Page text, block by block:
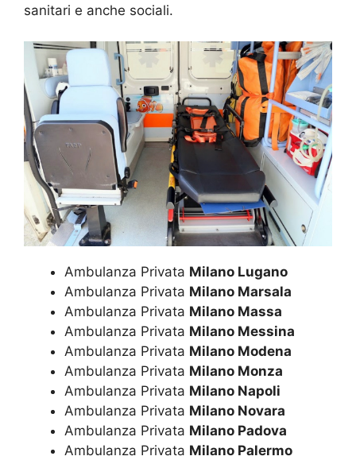
sanitari e anche sociali.
Ambulanza Privata Milano Lugano
Ambulanza Privata Milano Marsala
Ambulanza Privata Milano Massa
Ambulanza Privata Milano Messina
Ambulanza Privata Milano Modena
Ambulanza Privata Milano Monza
Ambulanza Privata Milano Napoli
Ambulanza Privata Milano Novara
Ambulanza Privata Milano Padova
Ambulanza Privata Milano Palermo